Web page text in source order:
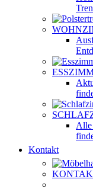
Alle
Kontakt